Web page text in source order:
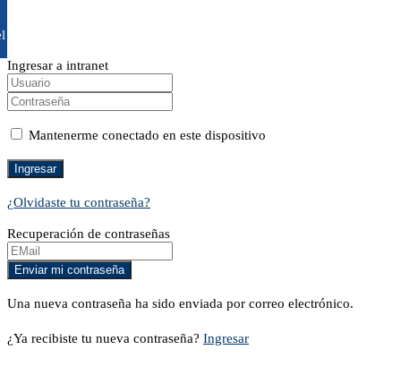
Ingresar a intranet
Mantenerme conectado en este dispositivo
¿Olvidaste tu contraseña?
Recuperación de contraseñas
Una nueva contraseña ha sido enviada por correo electrónico.
¿Ya recibiste tu nueva contraseña? Ingresar